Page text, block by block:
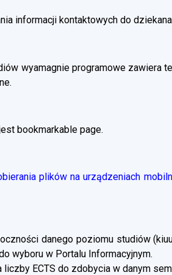
informacji kontaktowych do
wyamagnie programowe zawiera
bookmarkable page.
plików na urządzeniach
danego poziomu studiów
wyboru w Portalu Informacyjnym.
liczby ECTS do zdobycia w danym